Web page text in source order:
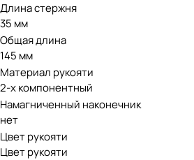
Длина стержня
35 мм
Общая длина
145 мм
Материал рукояти
2-х компонентный
Намагниченный наконечник
нет
Цвет рукояти
Цвет рукояти